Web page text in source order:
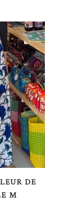
DE
M